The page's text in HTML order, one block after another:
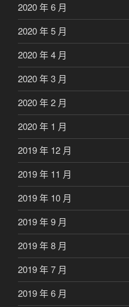
2020 年 6 月
2020 年 5 月
2020 年 4 月
2020 年 3 月
2020 年 2 月
2020 年 1 月
2019 年 12 月
2019 年 11 月
2019 年 10 月
2019 年 9 月
2019 年 8 月
2019 年 7 月
2019 年 6 月